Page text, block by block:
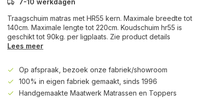
7-10 werkdagen
Traagschuim matras met HR55 kern. Maximale breedte tot
140cm. Maximale lengte tot 220cm. Koudschuim hr55 is
geschikt tot 90kg. per ligplaats. Zie product details
Lees meer
Op afspraak, bezoek onze fabriek/showroom
100% in eigen fabriek gemaakt, sinds 1996
Handgemaakte Maatwerk Matrassen en Toppers